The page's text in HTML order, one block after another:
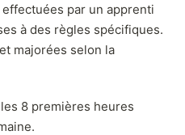
par un apprenti
à des règles spécifiques.
majorées selon la
8 premières heures